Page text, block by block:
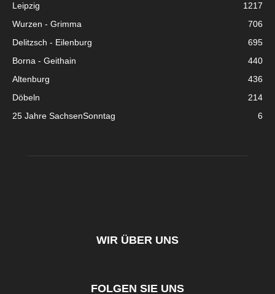
Leipzig
1217
Wurzen - Grimma
706
Delitzsch - Eilenburg
695
Borna - Geithain
440
Altenburg
436
Döbeln
214
25 Jahre SachsenSonntag
6
WIR ÜBER UNS
FOLGEN SIE UNS